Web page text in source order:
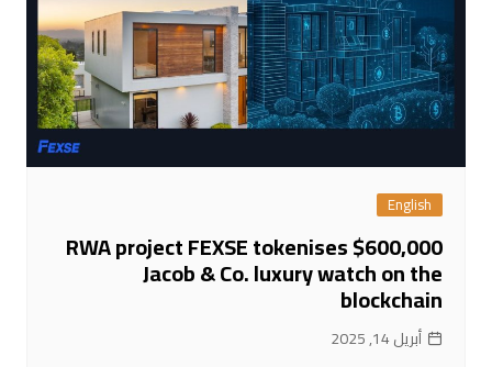
English
RWA project FEXSE tokenises $600,000
Jacob & Co. luxury watch on the
blockchain
أبريل 14, 2025